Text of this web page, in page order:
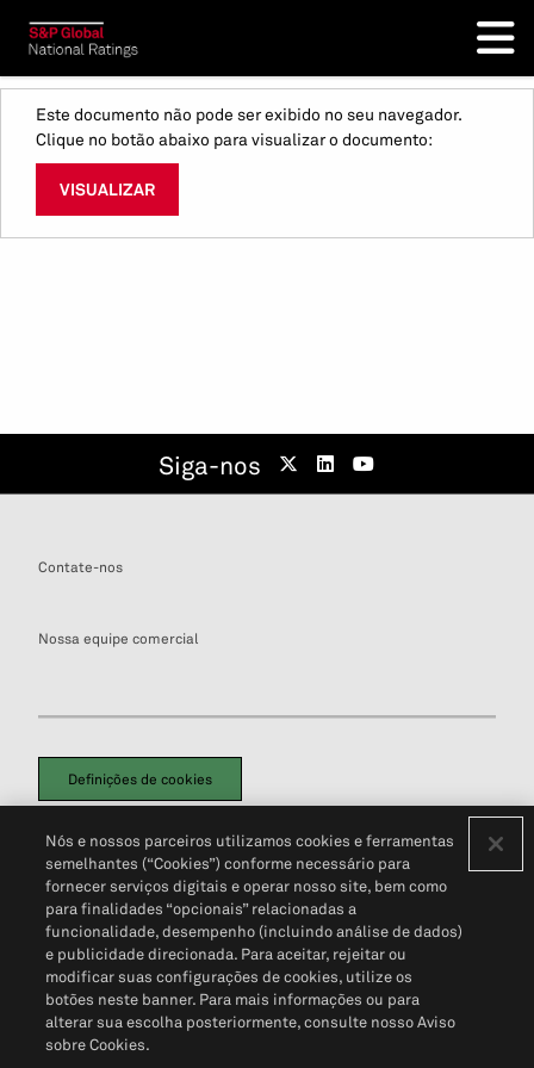
Este documento não pode ser exibido no seu navegador.
Clique no botão abaixo para visualizar o documento:
VISUALIZAR
Siga-nos
Contate-nos
Nossa equipe comercial
Definições de cookies
Política de PrivacidadePortal de privacidade do cliente (em inglês)
Não Venda Minhas Informações Pessoais© 2026 S&P Global
Nós e nossos parceiros utilizamos cookies e ferramentas
semelhantes (“Cookies”) conforme necessário para
fornecer serviços digitais e operar nosso site, bem como
para finalidades “opcionais” relacionadas a
funcionalidade, desempenho (incluindo análise de dados)
e publicidade direcionada. Para aceitar, rejeitar ou
modificar suas configurações de cookies, utilize os
botões neste banner. Para mais informações ou para
alterar sua escolha posteriormente, consulte nosso Aviso
sobre Cookies.